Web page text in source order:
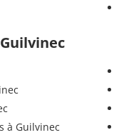
à Guilvinec